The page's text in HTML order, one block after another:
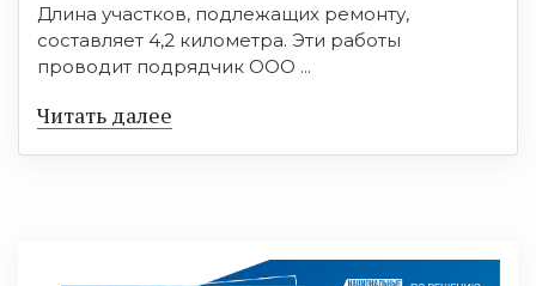
Длина участков, подлежащих ремонту,
составляет 4,2 километра. Эти работы
проводит подрядчик ООО ...
Читать далее